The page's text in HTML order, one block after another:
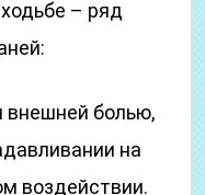
– ряд
внешней болью,
на
воздействии.